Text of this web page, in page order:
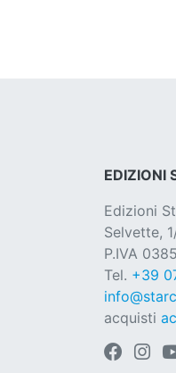
EDIZIONI
Edizioni
Selvette,
P.IVA
Tel. +39
acquisti